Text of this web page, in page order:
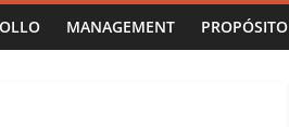
MANAGEMENT PROPÓSITO